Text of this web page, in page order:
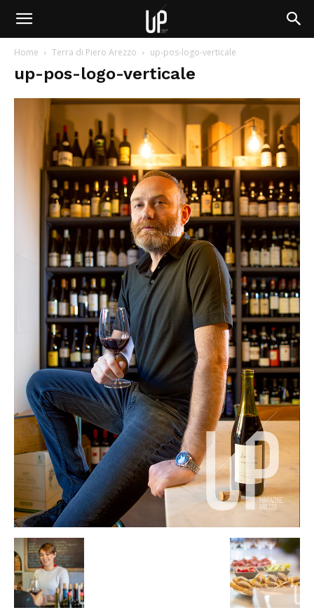
Home Terra di Piero Arezzo up-pos-logo-verticale
up-pos-logo-verticale